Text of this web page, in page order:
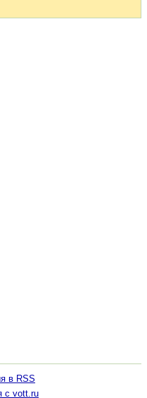
в RSS
с vott.ru